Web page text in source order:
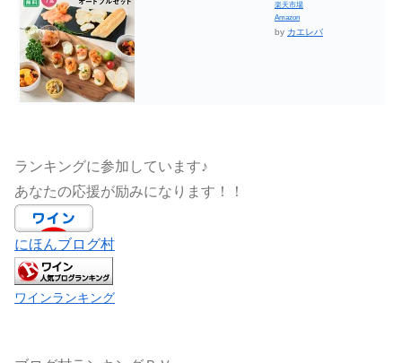
楽天市場
Amazon
by カエレバ
ランキングに参加しています♪
あなたの応援が励みになります！！
にほんブログ村
ワインランキング